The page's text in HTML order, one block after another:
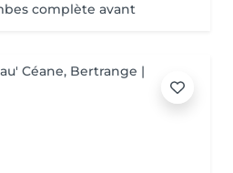
complète avant